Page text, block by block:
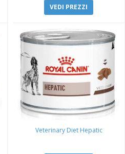
VEDI PREZZI
Veterinary Diet Hepatic